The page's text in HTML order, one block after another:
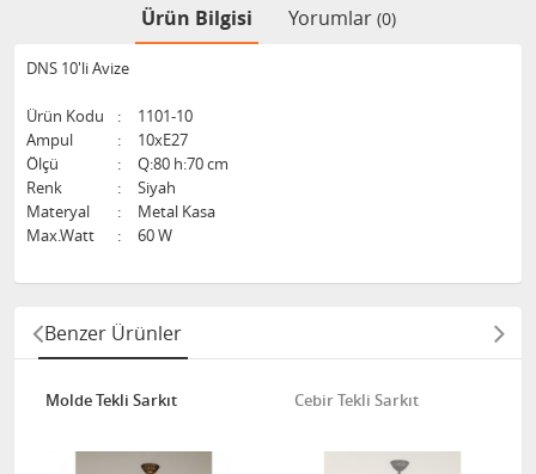
Ürün Bilgisi Yorumlar (0)
DNS 10'li Avize
Ürün Kodu :
1101-10
Ampul
:
10xE27
Ölçü
:
Q:80 h:70 cm
Renk
:
Siyah
Materyal
:
Metal Kasa
Max.Watt
: 60 W
Benzer Ürünler
Molde Tekli Sarkıt Cebir Tekli Sarkıt